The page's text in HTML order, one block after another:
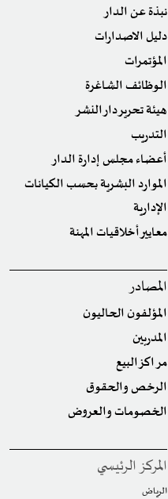
نبذة عن الدار
دليل الاصدارات
المؤتمرات
الوظائف الشاغرة
هيئة تحرير دار النشر
التدريب
أعضاء مجلس إدارة الدار
الموارد البشرية بحسب الكيانات
الإدارية
معايير أخلاقيات المهنة
المصادر
المؤلفون الحاليون
المدربين
مراكز البيع
الرخص والحقوق
الخصومات والعروض
المركز الرئيسي
الرياض